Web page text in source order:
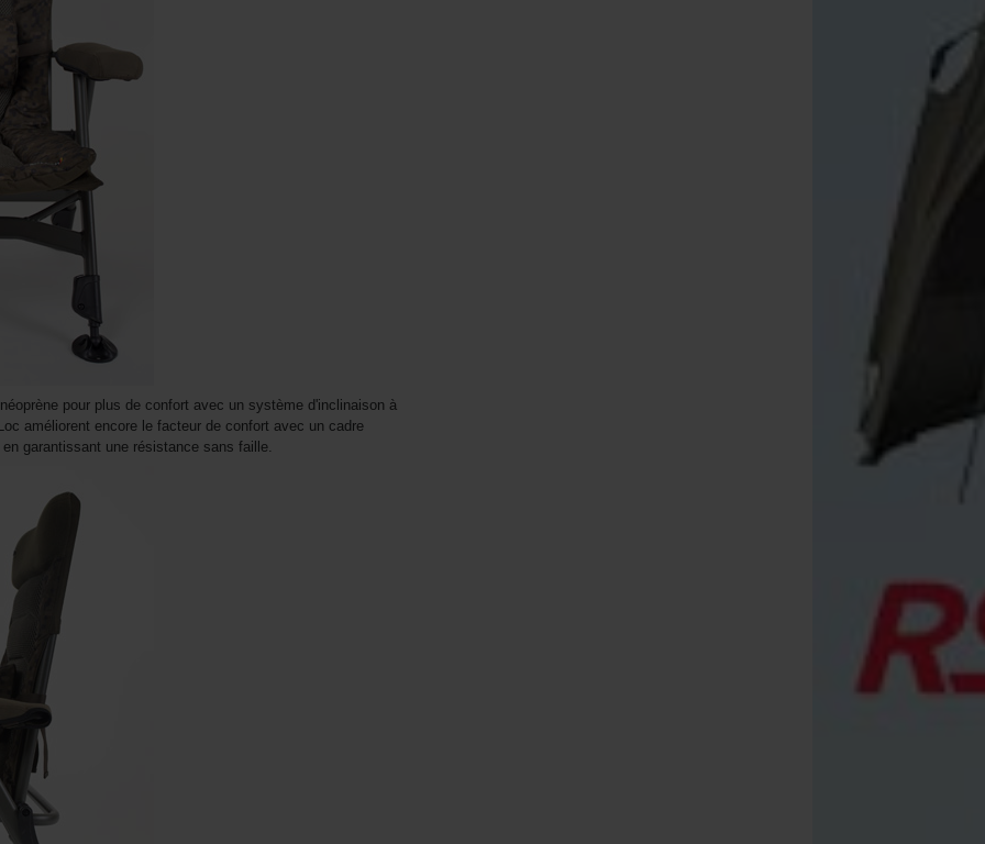
pour plus de confort avec un système d'inclinaison à
améliorent encore le facteur de confort avec un cadre
garantissant une résistance sans faille.